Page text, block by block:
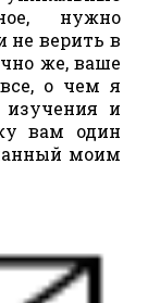
нужно
не верить в
же, ваше
о чем я
изучения и
вам один
моим